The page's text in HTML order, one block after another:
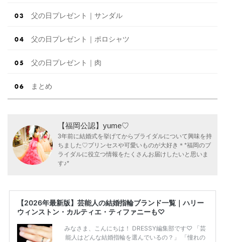
父の日プレゼント｜サンダル
父の日プレゼント｜ポロシャツ
父の日プレゼント｜肉
まとめ
【福岡公認】yume♡
3年前に結婚式を挙げてからブライダルについて興味を持
ちました♡プリンセスや可愛いものが大好き＊*福岡のブ
ライダルに役立つ情報をたくさんお届けしたいと思いま
す♪*
【2026年最新版】芸能人の結婚指輪ブランド一覧｜ハリー
ウィンストン・カルティエ・ティファニーも♡
みなさま、こんにちは！ DRESSY編集部です♡ 「芸
能人はどんな結婚指輪を選んでいるの？」 「憧れの